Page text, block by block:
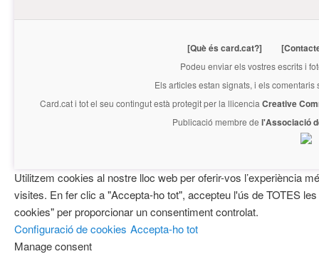
[Què és card.cat?]
Podeu enviar els vostres escrits i
Els articles estan signats, i els
Card.cati tot el seu contingut està protegit per la llicencia Creative
Publicació membre de l'Associació
Utilitzem cookies al nostre lloc web per oferir-vos l’experiència
visites. En fer clic a "Accepta-ho tot", accepteu l'ús de TOTES
cookies" per proporcionar un consentiment controlat.
Configuració de cookies Accepta-ho tot
Manage consent